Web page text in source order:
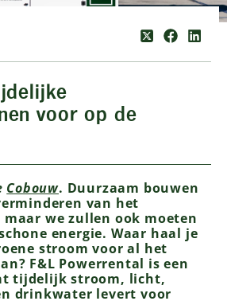
voor op de
Cobouw. Duurzaam bouwen
van het
we zullen ook moeten
energie. Waar haal je
stroom voor al het
F&L Powerrental is een
tijdelijk stroom, licht,
drinkwater levert voor